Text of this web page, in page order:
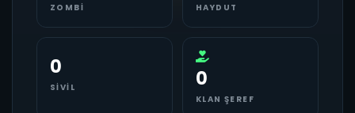
ZOMBI HAYDUT
0
SIVIL 0
KLAN ŞEREF